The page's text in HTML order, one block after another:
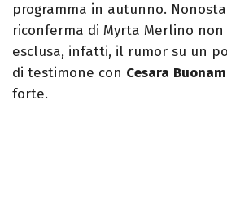
programma in autunno.
riconferma di Myrta Merlino
esclusa, infatti, il rumor su un
di testimone con Cesara
forte.